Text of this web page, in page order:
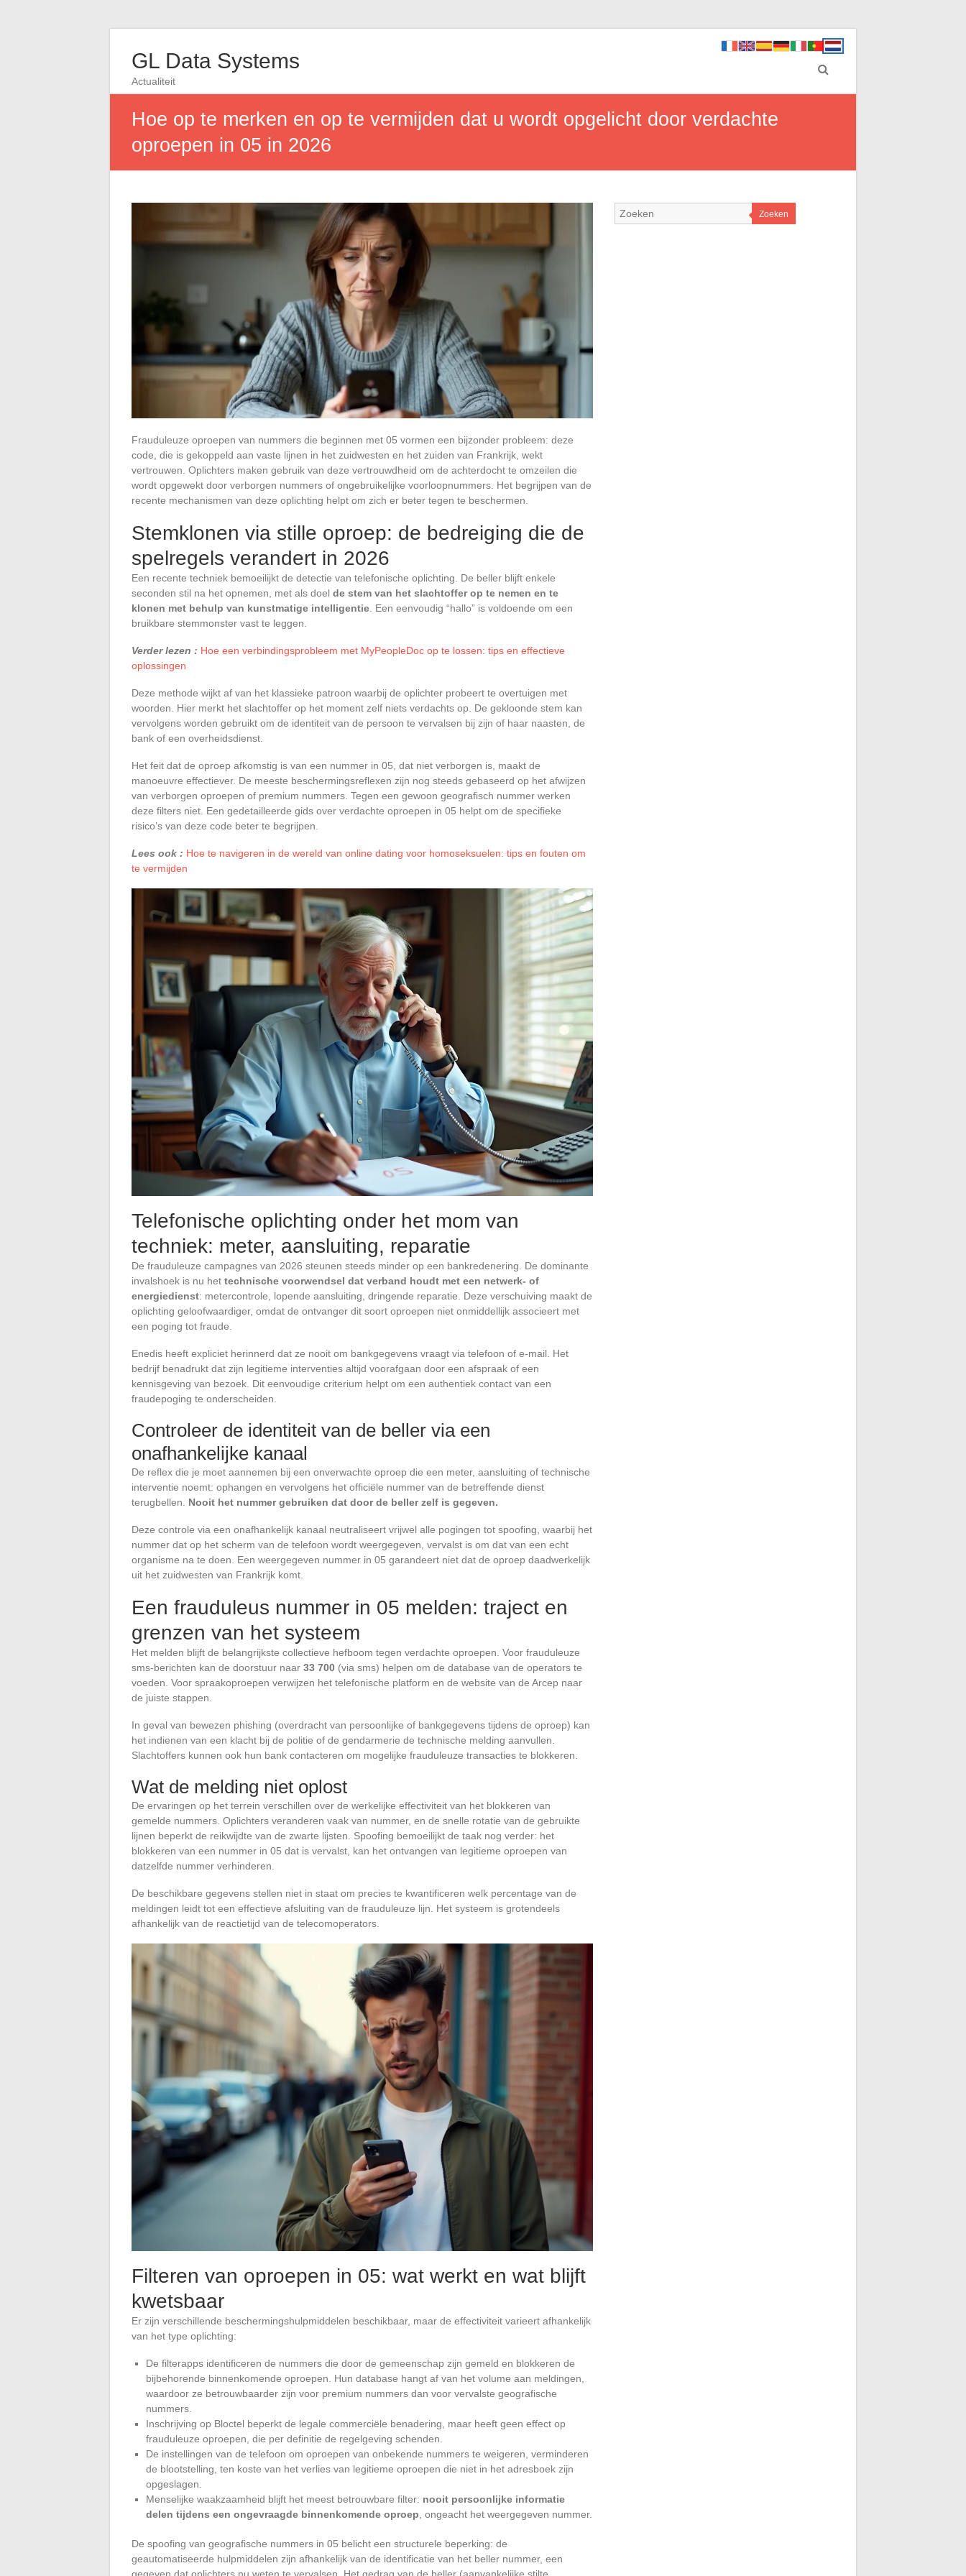
GL Data Systems
Actualiteit
Hoe op te merken en op te vermijden dat u wordt opgelicht door verdachte
oproepen in 05 in 2026
Frauduleuze oproepen van nummers die beginnen met 05 vormen een bijzonder probleem: deze
code, die is gekoppeld aan vaste lijnen in het zuidwesten en het zuiden van Frankrijk, wekt
vertrouwen. Oplichters maken gebruik van deze vertrouwdheid om de achterdocht te omzeilen die
wordt opgewekt door verborgen nummers of ongebruikelijke voorloopnummers. Het begrijpen van de
recente mechanismen van deze oplichting helpt om zich er beter tegen te beschermen.
Stemklonen via stille oproep: de bedreiging die de
spelregels verandert in 2026
Een recente techniek bemoeilijkt de detectie van telefonische oplichting. De beller blijft enkele
seconden stil na het opnemen, met als doel de stem van het slachtoffer op te nemen en te
klonen met behulp van kunstmatige intelligentie . Een eenvoudig “hallo” is voldoende om een
bruikbare stemmonster vast te leggen.
Verder lezen : Hoe een verbindingsprobleem met MyPeopleDoc op te lossen: tips en effectieve
oplossingen
Deze methode wijkt af van het klassieke patroon waarbij de oplichter probeert te overtuigen met
woorden. Hier merkt het slachtoffer op het moment zelf niets verdachts op. De gekloonde stem kan
vervolgens worden gebruikt om de identiteit van de persoon te vervalsen bij zijn of haar naasten, de
bank of een overheidsdienst.
Het feit dat de oproep afkomstig is van een nummer in 05, dat niet verborgen is, maakt de
manoeuvre effectiever. De meeste beschermingsreflexen zijn nog steeds gebaseerd op het afwijzen
van verborgen oproepen of premium nummers. Tegen een gewoon geografisch nummer werken
deze filters niet. Een gedetailleerde gids over verdachte oproepen in 05 helpt om de specifieke
risico’s van deze code beter te begrijpen.
Lees ook : Hoe te navigeren in de wereld van online dating voor homoseksuelen: tips en fouten om
te vermijden
Telefonische oplichting onder het mom van
techniek: meter, aansluiting, reparatie
De frauduleuze campagnes van 2026 steunen steeds minder op een bankredenering. De dominante
invalshoek is nu het technische voorwendsel dat verband houdt met een netwerk- of
energiedienst: metercontrole, lopende aansluiting, dringende reparatie. Deze verschuiving maakt de
oplichting geloofwaardiger, omdat de ontvanger dit soort oproepen niet onmiddellijk associeert met
een poging tot fraude.
Enedis heeft expliciet herinnerd dat ze nooit om bankgegevens vraagt via telefoon of e-mail. Het
bedrijf benadrukt dat zijn legitieme interventies altijd voorafgaan door een afspraak of een
kennisgeving van bezoek. Dit eenvoudige criterium helpt om een authentiek contact van een
fraudepoging te onderscheiden.
Controleer de identiteit van de beller via een
onafhankelijke kanaal
De reflex die je moet aannemen bij een onverwachte oproep die een meter, aansluiting of technische
interventie noemt: ophangen en vervolgens het officiële nummer van de betreffende dienst
terugbellen. Nooit het nummer gebruiken dat door de beller zelf is gegeven.
Deze controle via een onafhankelijk kanaal neutraliseert vrijwel alle pogingen tot spoofing, waarbij het
nummer dat op het scherm van de telefoon wordt weergegeven, vervalst is om dat van een echt
organisme na te doen. Een weergegeven nummer in 05 garandeert niet dat de oproep daadwerkelijk
uit het zuidwesten van Frankrijk komt.
Een frauduleus nummer in 05 melden: traject en
grenzen van het systeem
Het melden blijft de belangrijkste collectieve hefboom tegen verdachte oproepen. Voor frauduleuze
sms-berichten kan de doorstuur naar 33 700 (via sms) helpen om de database van de operators te
voeden. Voor spraakoproepen verwijzen het telefonische platform en de website van de Arcep naar
de juiste stappen.
In geval van bewezen phishing (overdracht van persoonlijke of bankgegevens tijdens de oproep) kan
het indienen van een klacht bij de politie of de gendarmerie de technische melding aanvullen.
Slachtoffers kunnen ook hun bank contacteren om mogelijke frauduleuze transacties te blokkeren.
Wat de melding niet oplost
De ervaringen op het terrein verschillen over de werkelijke effectiviteit van het blokkeren van
gemelde nummers. Oplichters veranderen vaak van nummer, en de snelle rotatie van de gebruikte
lijnen beperkt de reikwijdte van de zwarte lijsten. Spoofing bemoeilijkt de taak nog verder: het
blokkeren van een nummer in 05 dat is vervalst, kan het ontvangen van legitieme oproepen van
datzelfde nummer verhinderen.
De beschikbare gegevens stellen niet in staat om precies te kwantificeren welk percentage van de
meldingen leidt tot een effectieve afsluiting van de frauduleuze lijn. Het systeem is grotendeels
afhankelijk van de reactietijd van de telecomoperators.
Filteren van oproepen in 05: wat werkt en wat blijft
kwetsbaar
Er zijn verschillende beschermingshulpmiddelen beschikbaar, maar de effectiviteit varieert afhankelijk
van het type oplichting:
De filterapps identificeren de nummers die door de gemeenschap zijn gemeld en blokkeren de
bijbehorende binnenkomende oproepen. Hun database hangt af van het volume aan meldingen,
waardoor ze betrouwbaarder zijn voor premium nummers dan voor vervalste geografische
nummers.
Inschrijving op Bloctel beperkt de legale commerciële benadering, maar heeft geen effect op
frauduleuze oproepen, die per definitie de regelgeving schenden.
De instellingen van de telefoon om oproepen van onbekende nummers te weigeren, verminderen
de blootstelling, ten koste van het verlies van legitieme oproepen die niet in het adresboek zijn
opgeslagen.
Menselijke waakzaamheid blijft het meest betrouwbare filter: nooit persoonlijke informatie
delen tijdens een ongevraagde binnenkomende oproep , ongeacht het weergegeven nummer.
De spoofing van geografische nummers in 05 belicht een structurele beperking: de
geautomatiseerde hulpmiddelen zijn afhankelijk van de identificatie van het beller nummer, een
Zoeken